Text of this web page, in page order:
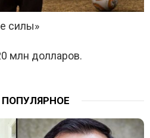
силы»
млн долларов.